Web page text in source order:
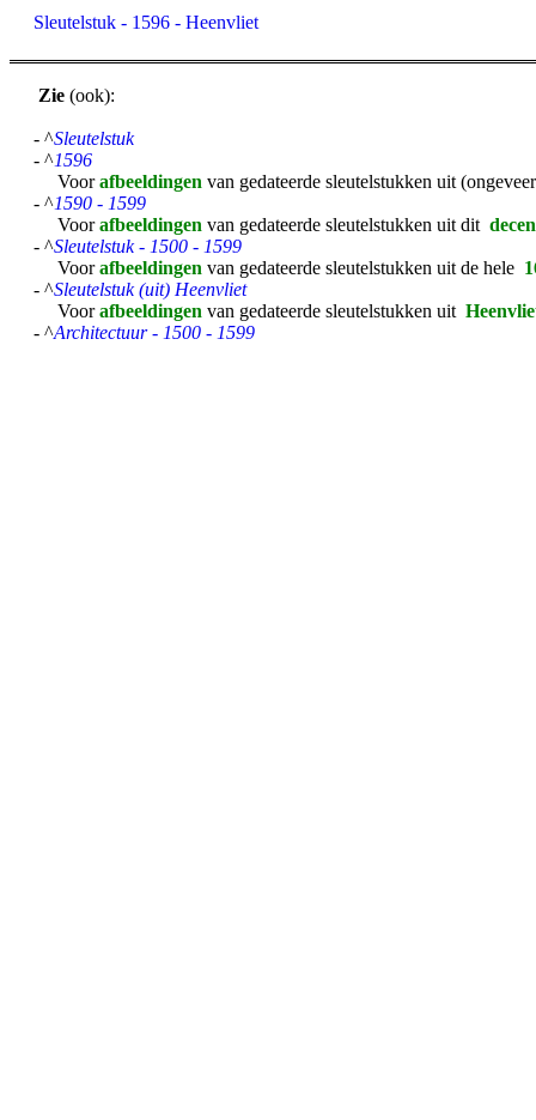
Sleutelstuk - 1596 - Heenvliet
Zie (ook):
- ^Sleutelstuk
- ^1596
Voorafbeeldingen van gedateerde sleutelstukken uit
- ^1590 - 1599
Voorafbeeldingen van gedateerde sleutelstukken uit dit
- ^Sleutelstuk - 1500 - 1599
Voorafbeeldingen van gedateerde sleutelstukken uit de hele
- ^Sleutelstuk (uit) Heenvliet
Voorafbeeldingen van gedateerde sleutelstukken uit
- ^Architectuur - 1500 - 1599